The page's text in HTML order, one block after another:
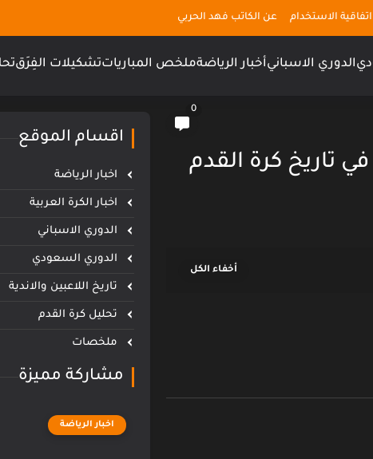
اتفاقية الاستخدام عن الكاتب فهد الحربي
الدوري الاسبانيأخبار الرياضةملخص المبارياتتشكيلات الفِرَق
0
اقسام الموقع
اخبار الرياضة
اخبار الكرة العربية
الدوري الاسباني
الدوري السعودي
تاريخ اللاعبين والاندية
تحليل كرة القدم
ملخصات
مشاركة مميزة
اخبار الرياضة